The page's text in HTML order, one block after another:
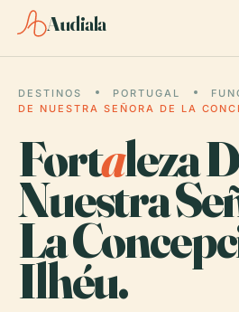
Audiala
DESTINOS PORTUGAL
DE NUESTRA SEÑORA DE LA
Fortaleza
Nuestra
La
Ilhéu.